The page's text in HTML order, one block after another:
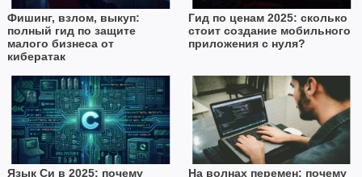
Фишинг, взлом, выкуп:
полный гид по защите
малого бизнеса от
кибератак
Гид по ценам 2025: сколько
стоит создание мобильного
приложения с нуля?
Язык Си в 2025: почему На волнах перемен: почему